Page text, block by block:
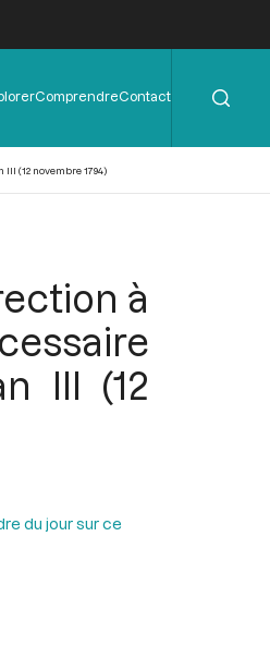
ComprendreContact
(12 novembre 1794)
à
III (12
du jour sur ce